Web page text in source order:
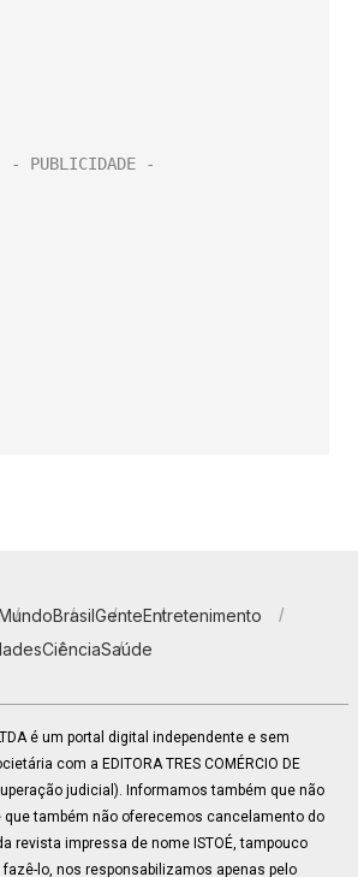
BrasilGenteEntretenimento
CiênciaSaúde
é um portal digital independente e sem
com a EDITORA TRES COMÉRCIO DE
judicial). Informamos também que não
também não oferecemos cancelamento do
revista impressa de nome ISTOÉ, tampouco
lo, nos responsabilizamos apenas pelo